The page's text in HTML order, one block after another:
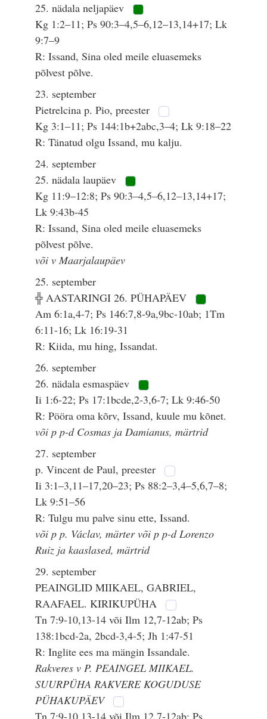
25. nädala neljapäev
Kg 1:2–11; Ps 90:3–4,5–6,12–13,14+17; Lk
9:7–9
R: Issand, Sina oled meile eluasemeks
põlvest põlve.
23. september
Pietrelcina p. Pio, preester
Kg 3:1–11; Ps 144:1b+2abc,3–4; Lk 9:18–22
R: Tänatud olgu Issand, mu kalju.
24. september
25. nädala laupäev
Kg 11:9–12:8; Ps 90:3–4,5–6,12–13,14+17;
Lk 9:43b-45
R: Issand, Sina oled meile eluasemeks
põlvest põlve.
või v Maarjalaupäev
25. september
╬ AASTARINGI 26. PÜHAPÄEV
Am 6:1a,4-7; Ps 146:7,8-9a,9bc-10ab; 1Tm
6:11-16; Lk 16:19-31
R: Kiida, mu hing, Issandat.
26. september
26. nädala esmaspäev
Ii 1:6-22; Ps 17:1bcde,2-3,6-7; Lk 9:46-50
R: Pööra oma kõrv, Issand, kuule mu kõnet.
või p p-d Cosmas ja Damianus, märtrid
27. september
p. Vincent de Paul, preester
Ii 3:1–3,11–17,20–23; Ps 88:2–3,4–5,6,7–8;
Lk 9:51–56
R: Tulgu mu palve sinu ette, Issand.
või p p. Václav, märter või p p-d Lorenzo
Ruiz ja kaaslased, märtrid
29. september
PEAINGLID MIIKAEL, GABRIEL,
RAAFAEL. KIRIKUPÜHA
Tn 7:9-10,13-14 või Ilm 12,7-12ab; Ps
138:1bcd-2a, 2bcd-3,4-5; Jh 1:47-51
R: Inglite ees ma mängin Issandale.
Rakveres v P. PEAINGEL MIIKAEL.
SUURPÜHA RAKVERE KOGUDUSE
PÜHAKUPÄEV